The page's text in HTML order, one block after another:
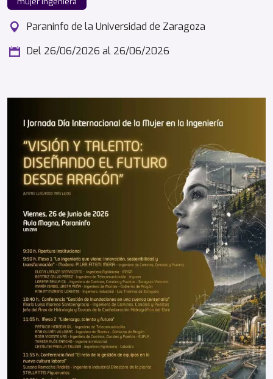
Paraninfo de la Universidad de Zaragoza
Del 26/06/2026 al 26/06/2026